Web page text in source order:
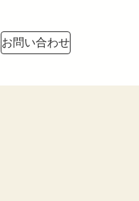
お問い合わせ